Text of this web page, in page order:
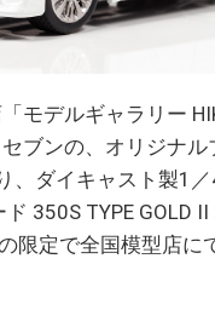
モデルギャラリー
ブンの、オリジナル
り、ダイキャスト製1
350S TYPE GOLD
定で全国模型店に